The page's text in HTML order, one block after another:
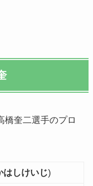
橋奎二選手のプロ
はしけいじ)